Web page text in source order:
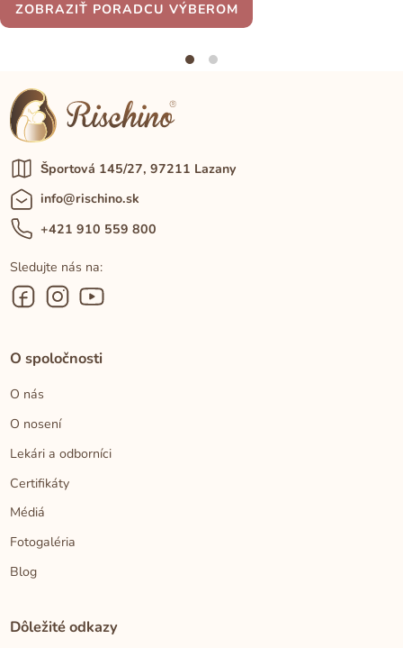
ZOBRAZIŤ PORADCU VÝBEROM
Športová 145/27, 97211 Lazany
info@rischino.sk
+421 910 559 800
Sledujte nás na:
O spoločnosti
O nás
O nosení
Lekári a odborníci
Certifikáty
Médiá
Fotogaléria
Blog
Dôležité odkazy